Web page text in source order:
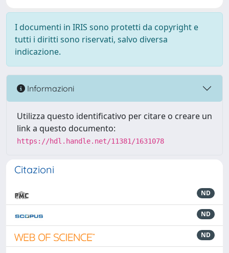
I documenti in IRIS sono protetti da copyright e
tutti i diritti sono riservati, salvo diversa
indicazione.
Informazioni
Utilizza questo identificativo per citare o creare un
link a questo documento:
https://hdl.handle.net/11381/1631078
Citazioni
ND
ND
ND